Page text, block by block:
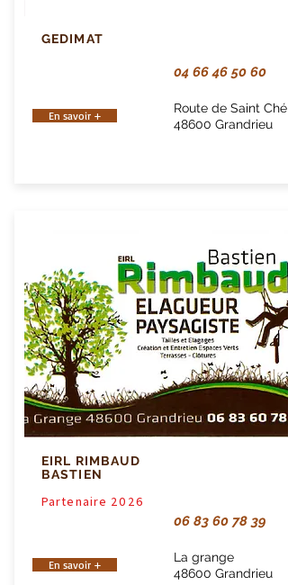
GEDIMAT
04 66 46 50 60
En savoir +
Route de Saint
48600 Grandrieu
EIRL RIMBAUD
BASTIEN
Partenaire 2026
06 83 60 78 39
En savoir +
La grange
48600 Grandrieu